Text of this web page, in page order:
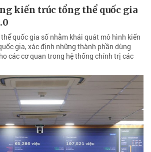
kiến trúc tổng thể quốc gia
quốc gia số nhằm khái quát mô hình kiến
gia, xác định những thành phần dùng
các cơ quan trong hệ thống chính trị các